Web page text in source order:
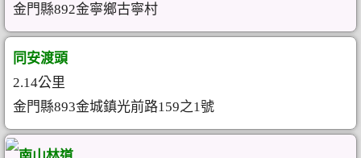
金門縣892金寧鄉古寧村
同安渡頭
2.14公里
金門縣893金城鎮光前路159之1號